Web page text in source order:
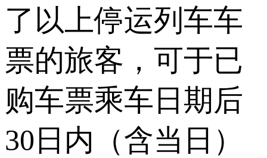
了以上停运列车车
票的旅客，可于已
购车票乘车日期后
30日内（含当日）